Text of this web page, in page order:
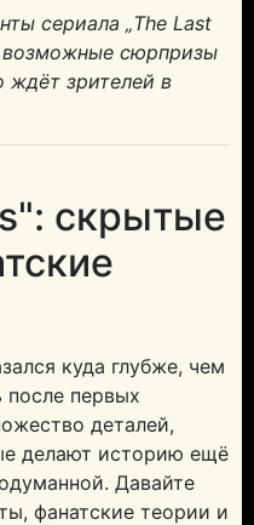
сериала „The Last
возможные сюрпризы
ждёт зрителей в
скрытые
куда глубже, чем
первых
деталей,
делают историю ещё
Давайте
фанатские теории и